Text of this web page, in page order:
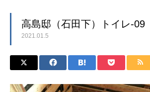
高島邸（石田下）トイレ-09
2021.01.5